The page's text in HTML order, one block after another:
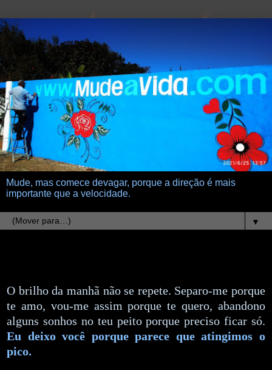
Mude, mas comece devagar, porque a direção é mais
importante que a velocidade.
▼
O brilho da manhã não se repete. Separo-me porque
te amo, vou-me assim porque te quero, abandono
alguns sonhos no teu peito porque preciso ficar só.
Eu deixo você porque parece que atingimos o
pico.